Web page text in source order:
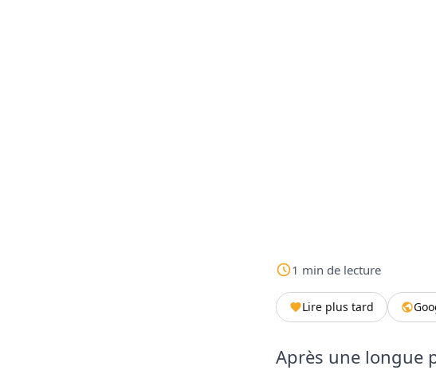
1 min de lecture
Lire plus tard
Après une longue